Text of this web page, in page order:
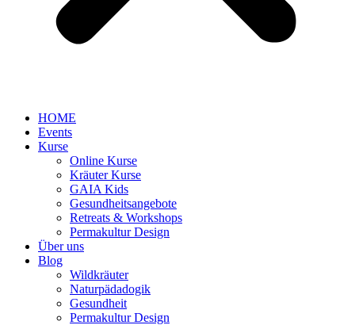
HOME
Events
Kurse
Online Kurse
Kräuter Kurse
GAIA Kids
Gesundheitsangebote
Retreats & Workshops
Permakultur Design
Über uns
Blog
Wildkräuter
Naturpädadogik
Gesundheit
Permakultur Design